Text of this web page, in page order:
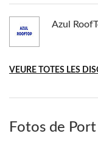
Azul
VEURE TOTES LES
Fotos de